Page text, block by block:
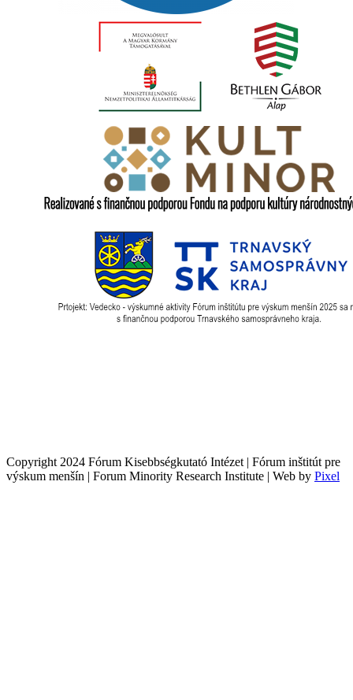
Copyright 2024 Fórum Kisebbségkutató Intézet | Fórum inštitút pre
výskum menšín | Forum Minority Research Institute | Web by Pixel